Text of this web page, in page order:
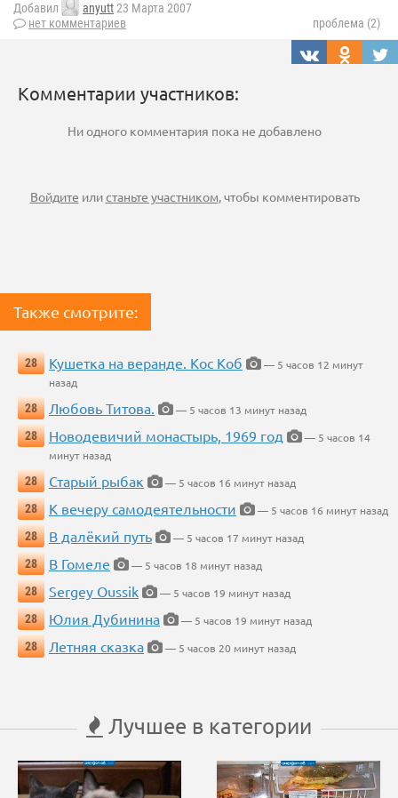
Добавил anyutt23 Марта 2007
нет комментариев
проблема (2)
Комментарии участников:
Ни одного комментария пока не добавлено
Войдите илистаньте участником, чтобы комментировать
Также смотрите:
28 Кушетка на веранде. Кос Коб
— 5 часов 12 минут
назад
28
Любовь Титова.
— 5 часов 13 минут назад
28
Новодевичий монастырь, 1969 год
— 5 часов 14
минут назад
28
Старый рыбак
— 5 часов 16 минут назад
28
К вечеру самодеятельности
— 5 часов 16 минут назад
28
В далёкий путь
— 5 часов 17 минут назад
28
В Гомеле
— 5 часов 18 минут назад
28
Sergey Oussik
— 5 часов 19 минут назад
28
Юлия Дубинина
— 5 часов 19 минут назад
28
Летняя сказка — 5 часов 20 минут назад
Лучшее в категории